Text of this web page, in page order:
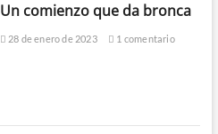
Un comienzo que da bronca
28 de enero de 2023 1 comentario